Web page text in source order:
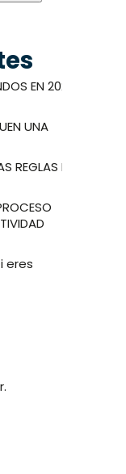
EN 2025
UNA
REGLAS DE
eres